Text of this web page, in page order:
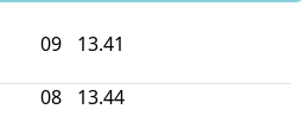
09 13.41
08 13.44